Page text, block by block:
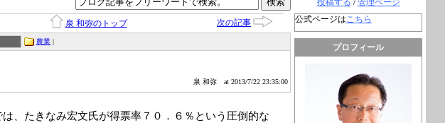
投稿する /管理ページ
公式ページはこちら
プロフィール
泉 和弥のトップ
次の記事
農業 |
泉 和弥 at 2013/7/22 23:35:00
、たきなみ宏文氏が得票率７０．６％という圧倒的な